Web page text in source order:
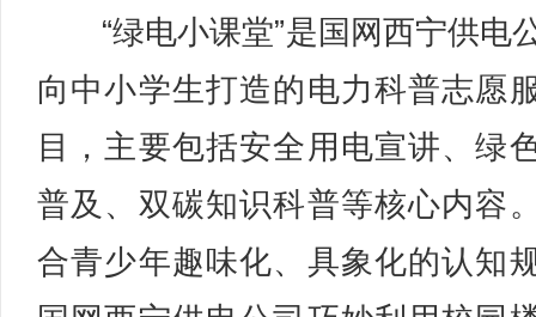
“绿电小课堂”是国网西宁供电
向中小学生打造的电力科普志愿
目，主要包括安全用电宣讲、绿
普及、双碳知识科普等核心内容
合青少年趣味化、具象化的认知